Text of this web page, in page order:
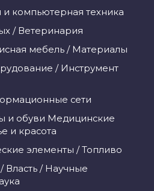
компьютерная техника
/ Ветеринария
мебель / Материалы
/ Инструмент
сети
и обуви Медицинские
и красота
элементы / Топливо
Власть / Научные